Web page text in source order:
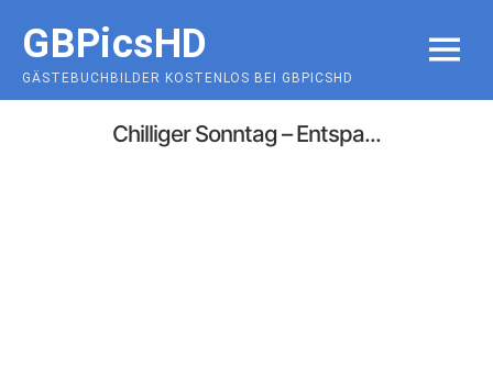
content
GBPicsHD
GÄSTEBUCHBILDER KOSTENLOS BEI GBPICSHD
MENU
Chilliger Sonntag – Entspa...